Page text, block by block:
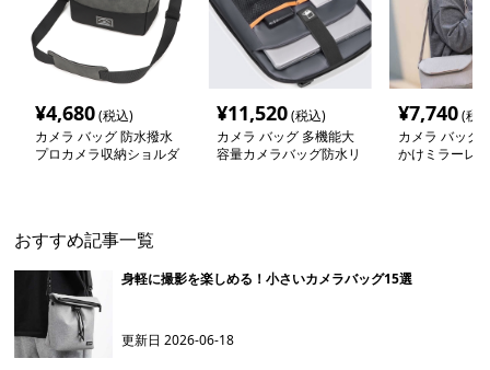
¥4,680(税込)
カメラ バッグ 防水撥水
プロカメラ収納ショルダ
¥11,520(税込)
カメラ バッグ 多機能大
容量カメラバッグ防水リ
¥7,740(税
カメラ バッグ
かけミラーレ
おすすめ記事一覧
身軽に撮影を楽しめる！小さいカメラバッグ15選
更新日2026-06-18